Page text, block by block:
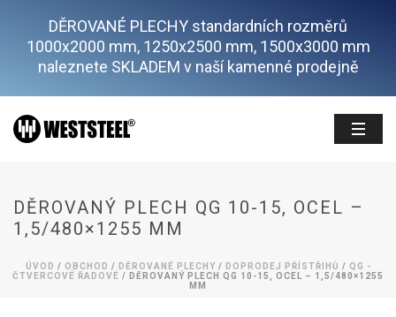
DĚROVANÉ PLECHY standardních rozměrů
1000x2000 mm, 1250x2500 mm, 1500x3000 mm
naleznete SKLADEM v naší kamenné prodejně
DĚROVANÝ PLECH QG 10-15, OCEL –
1,5/480×1255 MM
ÚVOD / OBCHOD / DĚROVANÉ PLECHY / DOPRODEJ PŘÍSTŘIHŮ / QG -
ČTVERCOVÉ ŘADOVÉ / DĚROVANÝ PLECH QG 10-15, OCEL – 1,5/480×1255
MM